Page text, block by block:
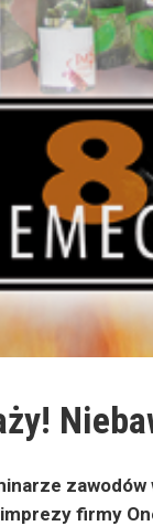
zawodów
firmy